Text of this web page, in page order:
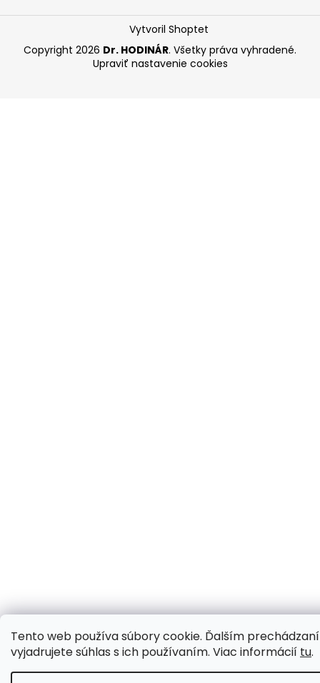
Tento web používa súbory cookie. Ďalším
vyjadrujete súhlas s ich používaním. Viac informácií tu.
Vytvoril Shoptet
Copyright 2026 Dr. HODINÁR. Všetky práva vyhradené.
Upraviť nastavenie cookies